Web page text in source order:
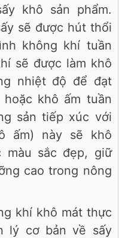
khô sản phẩm.
sẽ được hút thổi
không khí tuần
sẽ được làm khô
nhiệt độ để đạt
khô ấm tuần
sản tiếp xúc với
ấm) này sẽ khô
màu sắc đẹp, giữ
cao trong nông
khí khô mát thực
lý cơ bản về sấy